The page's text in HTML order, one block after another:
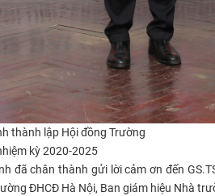
thành lập Hội đồng Trường
kỳ 2020-2025
đã chân thành gửi lời cảm ơn đến
ĐHCĐ Hà Nội, Ban giám hiệu Nhà